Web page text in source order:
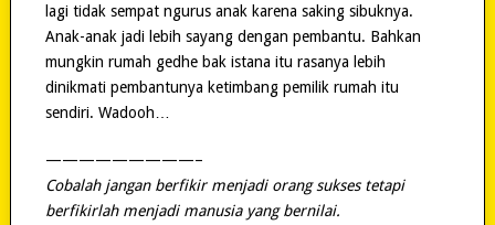
lagi tidak sempat ngurus anak karena saking sibuknya.
Anak-anak jadi lebih sayang dengan pembantu. Bahkan
mungkin rumah gedhe bak istana itu rasanya lebih
dinikmati pembantunya ketimbang pemilik rumah itu
sendiri. Wadooh…
—————————–
Cobalah jangan berfikir menjadi orang sukses tetapi
berfikirlah menjadi manusia yang bernilai.